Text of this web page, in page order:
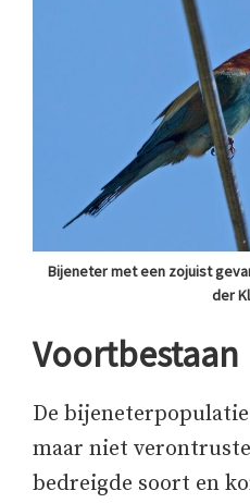
Bijeneter met een zojuist
der
Voortbestaan
De
maar niet
bedreigde soort en